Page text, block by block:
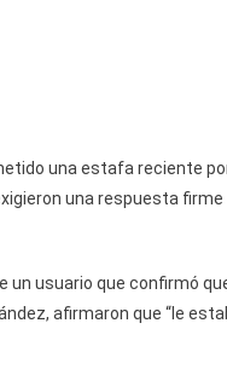
una estafa reciente
una respuesta firme
un usuario que confirmó
afirmaron que “le